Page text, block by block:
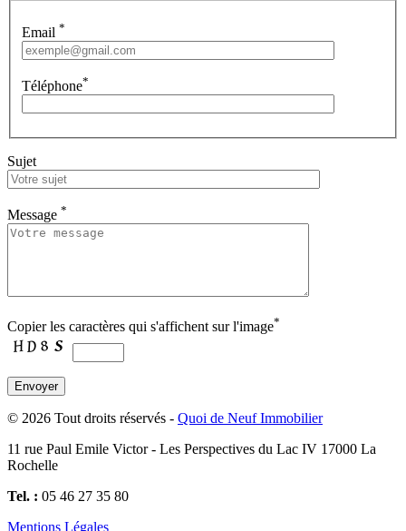
Email *
Téléphone*
Sujet
Message *
Copier les caractères qui s'affichent sur l'image*
© 2026 Tout droits réservés - Quoi de Neuf Immobilier
11 rue Paul Emile Victor - Les Perspectives du Lac IV 17000 La
Rochelle
Tel. : 05 46 27 35 80
Mentions Légales